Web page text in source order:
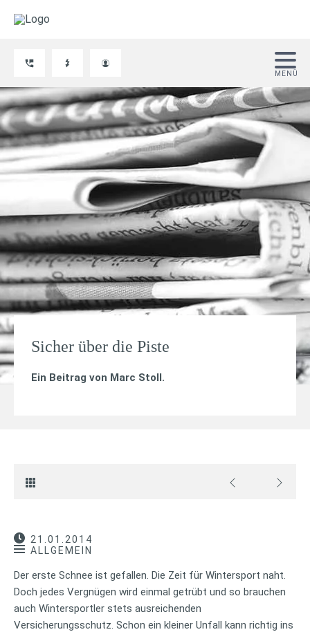
Sicher über die Piste
Ein Beitrag von Marc Stoll.
21.01.2014
ALLGEMEIN
Der erste Schnee ist gefallen. Die Zeit für Wintersport naht.
Doch jedes Vergnügen wird einmal getrübt und so brauchen
auch Wintersportler stets ausreichenden
Versicherungsschutz. Schon ein kleiner Unfall kann richtig ins